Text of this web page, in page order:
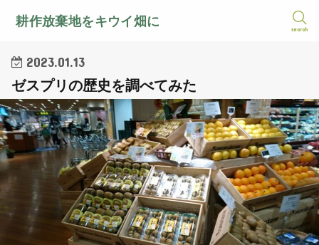
耕作放棄地をキウイ畑に
search
2023.01.13
ゼスプリの歴史を調べてみた